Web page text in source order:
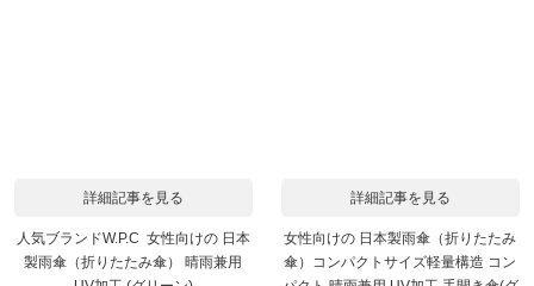
詳細記事を見る
人気ブランドW.P.C 女性向けの 日本
製雨傘（折りたたみ傘） 晴雨兼用
詳細記事を見る
女性向けの 日本製雨傘（折りたたみ
傘）コンパクトサイズ軽量構造 コン